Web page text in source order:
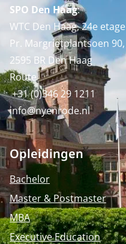
SPO Den Haag:
WTC Den Haag, 24e etage
Pr. Margrietplantsoen 90,
2595 BR Den Haag
Route
+31 (0)346 29 1211
info@nyenrode.nl
Opleidingen
Bachelor
Master & Postmaster
MBA
Executive Education